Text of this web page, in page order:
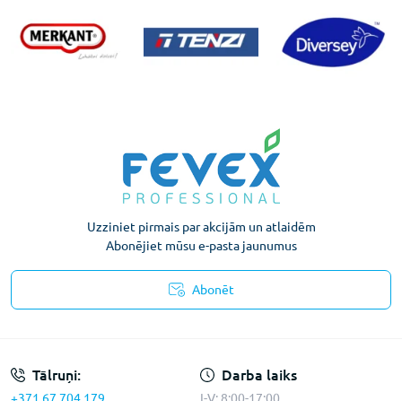
Uzziniet pirmais par akcijām un atlaidēm
Abonējiet mūsu e-pasta jaunumus
Abonēt
Tālruņi:
+371 67 704 179
Darba laiks
I-V: 8:00-17:00